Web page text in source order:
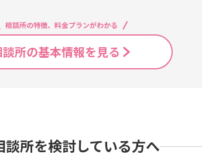
相談所の特徴、料金プランがわかる
所の基本情報を見る
談所を検討している方へ